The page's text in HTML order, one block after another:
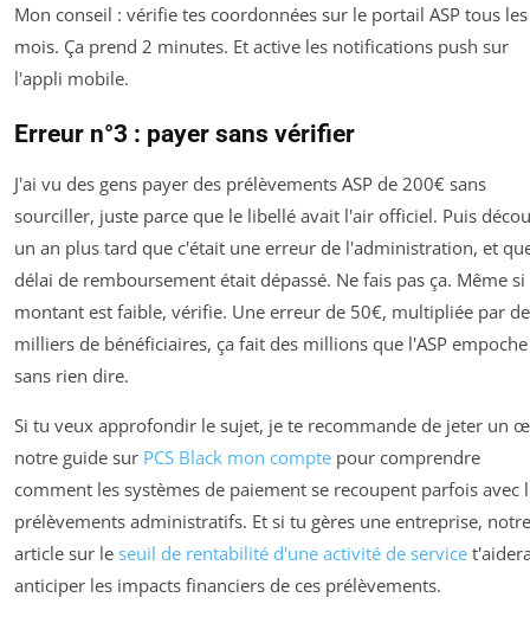
Mon conseil : vérifie tes coordonnées sur le portail ASP tous
mois. Ça prend 2 minutes. Et active les notifications push sur
l'appli mobile.
Erreur n°3 : payer sans vérifier
J'ai vu des gens payer des prélèvements ASP de 200€ sans
sourciller, juste parce que le libellé avait l'air officiel. Puis
un an plus tard que c'était une erreur de l'administration, et
délai de remboursement était dépassé. Ne fais pas ça. Même si
montant est faible, vérifie. Une erreur de 50€, multipliée par
milliers de bénéficiaires, ça fait des millions que l'ASP empoche
sans rien dire.
Si tu veux approfondir le sujet, je te recommande de jeter un
notre guide sur PCS Black mon compte pour comprendre
comment les systèmes de paiement se recoupent parfois avec
prélèvements administratifs. Et si tu gères une entreprise, notre
article sur le seuil de rentabilité d'une activité de service
anticiper les impacts financiers de ces prélèvements.